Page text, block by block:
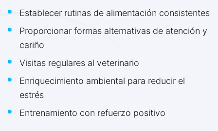
Establecer rutinas de alimentación consistentes
Proporcionar formas alternativas de atención y
cariño
Visitas regulares al veterinario
Enriquecimiento ambiental para reducir el
estrés
Entrenamiento con refuerzo positivo